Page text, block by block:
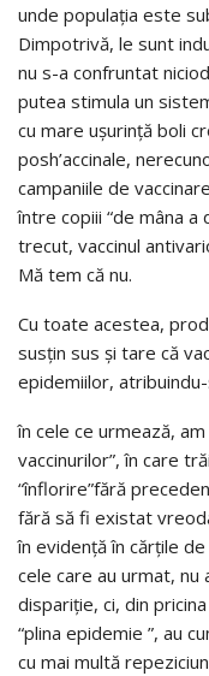
unde populaţia este
Dimpotrivă, le sunt
nu s-a confruntat
putea stimula un
cu mare uşurinţă boli
posh’accinale,
campaniile de
între copiii “de mâna a
trecut, vaccinul
Mă tem că nu.
Cu toate acestea,
susţin sus şi tare că
epidemiilor,
în cele ce urmează,
vaccinurilor”, în care
“înflorire”fără
fără să fi existat
în evidenţă în cărţile
cele care au urmat, nu
dispariţie, ci, din
“plina epidemie ”, au
cu mai multă